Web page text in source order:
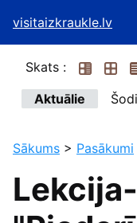
visitaizkraukle.lv
Skats :
Aktuālie
Sākums > Pasākumi